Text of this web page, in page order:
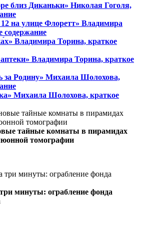
близ Диканьки» Николая Гоголя,
на улице Флоретт» Владимира
содержание
Владимира Торина, краткое
Владимира Торина, краткое
за Родину» Михаила Шолохова,
Михаила Шолохова, краткое
тайные комнаты в пирамидах
томографии
минуты: ограбление фонда